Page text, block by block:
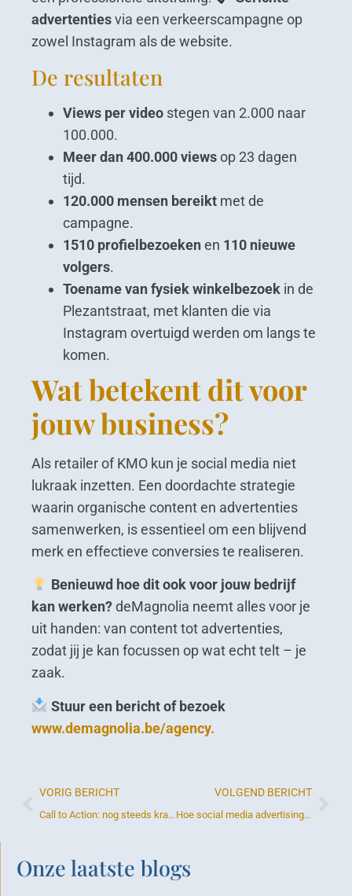
advertentiesvia een verkeerscampagne op
zowel Instagram als de website.
De resultaten
Views per video stegen van 2.000 naar
100.000.
Meer dan 400.000 viewsop 23 dagen
tijd.
120.000 mensen bereikt met de
campagne.
1510 profielbezoekenen 110 nieuwe
volgers.
Toename van fysiek winkelbezoek in de
Plezantstraat, met klanten die via
Instagram overtuigd werden om langs te
komen.
Wat betekent dit voor
jouw business?
Als retailer of KMO kun je social media niet
lukraak inzetten. Een doordachte strategie
waarin organische content en advertenties
samenwerken, is essentieel om een blijvend
merk en effectieve conversies te realiseren.
Benieuwd hoe dit ook voor jouw bedrijf
kan werken?deMagnolia neemt alles voor je
uit handen: van content tot advertenties,
zodat jij je kan focussen op wat echt telt – je
zaak.
Stuur een bericht of bezoek
www.demagnolia.be/agency.
VORIG BERICHT
Call to Action: nog steeds krachtig of achterhaald?
VOLGEND BERICHT
Hoe social media advertising je bedrijf kan laten groeien – zonder je budget te verspillen
Onze laatste blogs